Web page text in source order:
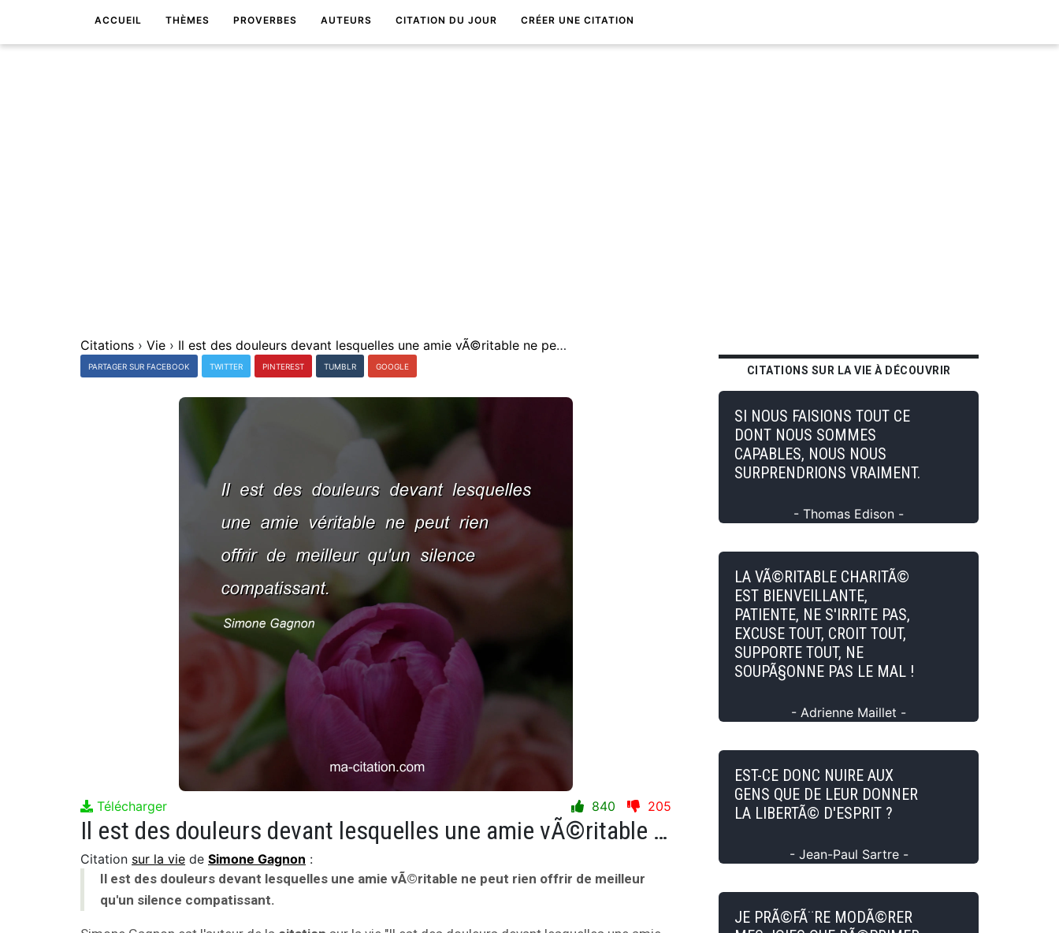
ACCUEIL THÈMES PROVERBES AUTEURS CITATION DU JOUR CRÉER UNE CITATION
Citations › Vie › Il est des douleurs devant lesquelles une amie vÃ©ritable ne peut rien offrir de meilleur qu'un silence compatissant.
PARTAGER SUR FACEBOOK TWITTER PINTEREST TUMBLR GOOGLE
Télécharger 840 205
Il est des douleurs devant lesquelles une amie vÃ©ritable ne peut rien offrir de meilleur qu'un silence compatissant.
Citation sur la vie de Simone Gagnon :
Il est des douleurs devant lesquelles une amie vÃ©ritable ne peut rien offrir de meilleur
qu'un silence compatissant.
CITATIONS SUR LA VIE À DÉCOUVRIR
SI NOUS FAISIONS TOUT CE
DONT NOUS SOMMES
CAPABLES, NOUS NOUS
SURPRENDRIONS VRAIMENT.
- Thomas Edison -
LA VÃ©RITABLE CHARITÃ©
EST BIENVEILLANTE,
PATIENTE, NE S'IRRITE PAS,
EXCUSE TOUT, CROIT TOUT,
SUPPORTE TOUT, NE
SOUPÃ§ONNE PAS LE MAL !
- Adrienne Maillet -
EST-CE DONC NUIRE AUX
GENS QUE DE LEUR DONNER
LA LIBERTÃ© D'ESPRIT ?
- Jean-Paul Sartre -
JE PRÃ©FÃ¨RE MODÃ©RER